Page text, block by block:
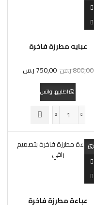
عبايه مطرزة فاخرة
800,00ر.س 750,00ر.س
اطلبيها واتس
عباءة مطرزة فاخرة